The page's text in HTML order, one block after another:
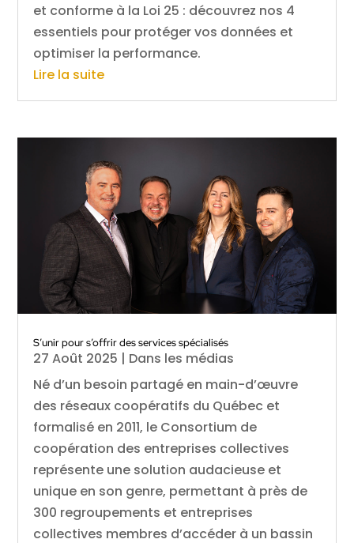
et conforme à la Loi 25 : découvrez nos 4
essentiels pour protéger vos données et
optimiser la performance.
Lire la suite
S’unir pour s’offrir des services spécialisés
27 Août 2025 | Dans les médias
Né d’un besoin partagé en main-d’œuvre
des réseaux coopératifs du Québec et
formalisé en 2011, le Consortium de
coopération des entreprises collectives
représente une solution audacieuse et
unique en son genre, permettant à près de
300 regroupements et entreprises
collectives membres d’accéder à un bassin